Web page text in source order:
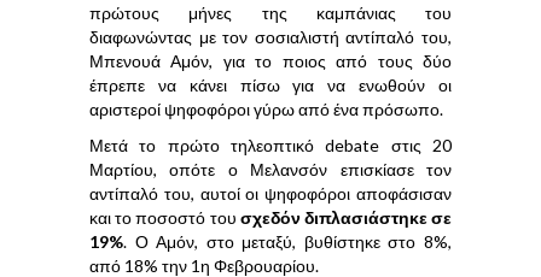
πρώτους μήνες της καμπάνιας του
διαφωνώντας με τον σοσιαλιστή αντίπαλό του,
Μπενουά Αμόν, για το ποιος από τους δύο
έπρεπε να κάνει πίσω για να ενωθούν οι
αριστεροί ψηφοφόροι γύρω από ένα πρόσωπο.
Μετά το πρώτο τηλεοπτικό debate στις 20
Μαρτίου, οπότε ο Μελανσόν επισκίασε τον
αντίπαλό του, αυτοί οι ψηφοφόροι αποφάσισαν
και το ποσοστό του σχεδόν διπλασιάστηκε σε
19%. Ο Αμόν, στο μεταξύ, βυθίστηκε στο 8%,
από 18% την 1η Φεβρουαρίου.